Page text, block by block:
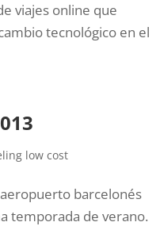
viajes online que
tecnológico en el
low cost
barcelonés
temporada de verano.